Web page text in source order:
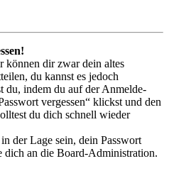
können dir zwar dein altes
du kannst es jedoch
du, indem du auf der Anmelde-
vergessen“ klickst und den
du dich schnell wieder
der Lage sein, dein Passwort
dich an die Board-Administration.